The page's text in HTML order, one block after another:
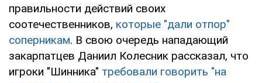
правильности действий своих
соотечественников, которые "дали отпор"
соперникам. В свою очередь нападающий
закарпатцев Даниил Колесник рассказал, что
игроки "Шинника" требовали говорить "на